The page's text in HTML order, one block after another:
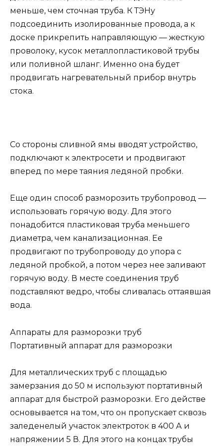
меньше, чем сточная труба. К ТЭНу
подсоединить изолированные провода, а к
доске прикрепить направляющую — жесткую
проволоку, кусок металлопластиковой трубы
или поливной шланг. Именно она будет
продвигать нагревательный прибор внутрь
стока.
Со стороны сливной ямы вводят устройство,
подключают к электросети и продвигают
вперед по мере таяния ледяной пробки.
Еще один способ разморозить трубопровод —
использовать горячую воду. Для этого
понадобится пластиковая труба меньшего
диаметра, чем канализационная. Ее
продвигают по трубопроводу до упора с
ледяной пробкой, а потом через нее заливают
горячую воду. В месте соединения труб
подставляют ведро, чтобы сливалась оттаявшая
вода.
Аппараты для разморозки труб
Портативный аппарат для разморозки
Для металлических труб с площадью
замерзания до 50 м используют портативный
аппарат для быстрой разморозки. Его действе
основывается на том, что он пропускает сквозь
заледенелый участок электроток в 400 А и
напряжении 5 В. Для этого на концах трубы